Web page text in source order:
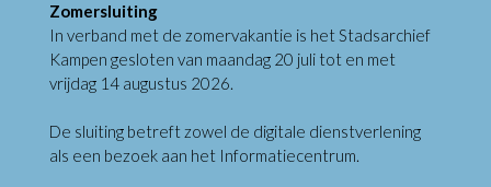
Zomersluiting
In verband met de zomervakantie is het Stadsarchief
Kampen gesloten van maandag 20 juli tot en met
vrijdag 14 augustus 2026.
De sluiting betreft zowel de digitale dienstverlening
als een bezoek aan het Informatiecentrum.